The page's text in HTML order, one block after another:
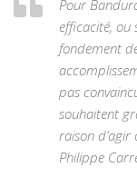
Pour
efficacité, ou
fondement
pas
souhaitent
raison d’agir
Philippe